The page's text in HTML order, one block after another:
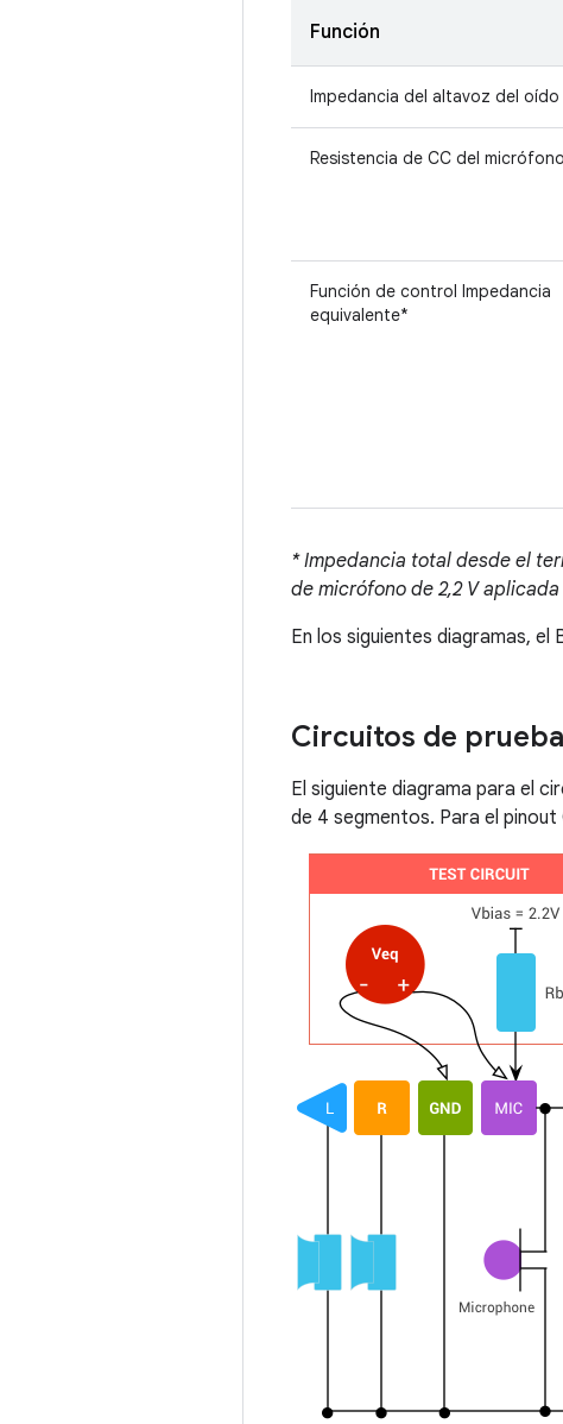
Función
Impedancia del altavoz del oído
Resistencia de CC del micrófono
Función de control Impedancia
equivalente*
* Impedancia total desde el
de micrófono de 2,2 V
En los siguientes diagramas, el
Circuitos de
El siguiente diagrama para el
de 4 segmentos. Para el pinout